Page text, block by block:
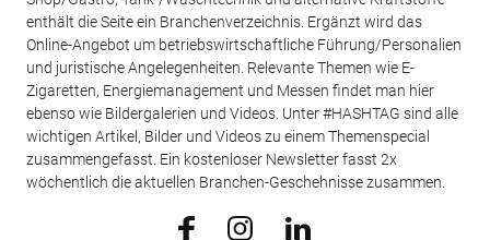
enthält die Seite ein Branchenverzeichnis. Ergänzt wird das
Online-Angebot um betriebswirtschaftliche Führung/Personalien
und juristische Angelegenheiten. Relevante Themen wie E-
Zigaretten, Energiemanagement und Messen findet man hier
ebenso wie Bildergalerien und Videos. Unter #HASHTAG sind alle
wichtigen Artikel, Bilder und Videos zu einem Themenspecial
zusammengefasst. Ein kostenloser Newsletter fasst 2x
wöchentlich die aktuellen Branchen-Geschehnisse zusammen.